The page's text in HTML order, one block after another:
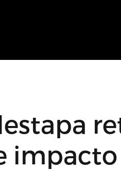
impacto